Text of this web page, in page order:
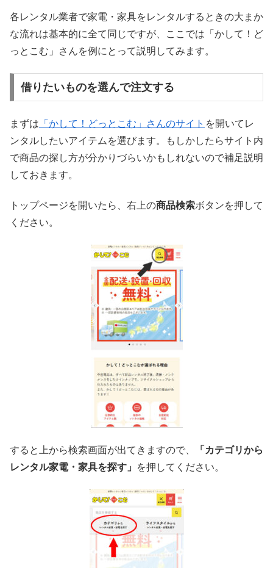
各レンタル業者で家電・家具をレンタルするときの大まか
な流れは基本的に全て同じですが、ここでは「かして！ど
っとこむ」さんを例にとって説明してみます。
借りたいものを選んで注文する
まずは 「かして！どっとこむ」さんのサイト を開いてレ
ンタルしたいアイテムを選びます。もしかしたらサイト内
で商品の探し方が分かりづらいかもしれないので補足説明
しておきます。
トップページを開いたら、右上の商品検索ボタンを押して
ください。
すると上から検索画面が出てきますので、
「カテゴリから
レンタル家電・家具を探す」
を押してください。